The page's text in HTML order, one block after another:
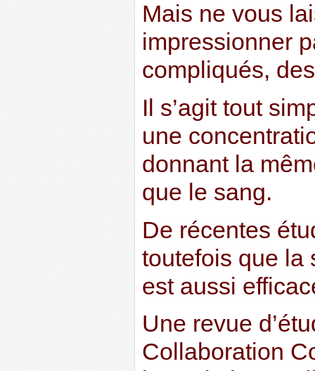
Mais ne vous
impressionner
compliqués,
Il s’agit tout
une
donnant la
que le sang.
De récentes
toutefois que la
est aussi
Une revue
Collaboration